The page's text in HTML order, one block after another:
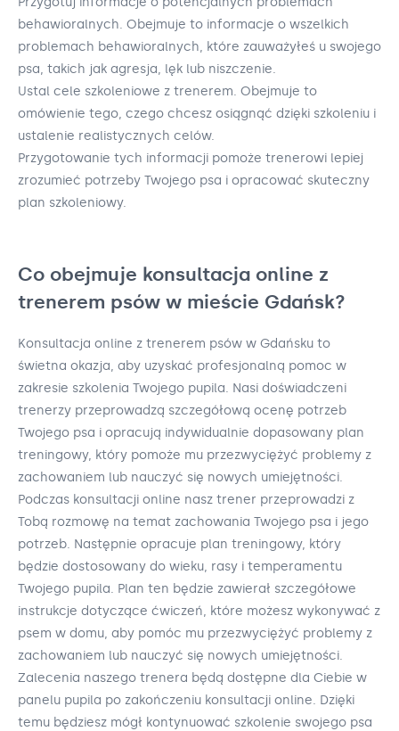
behawioralnych. Obejmuje to informacje o wszelkich
problemach behawioralnych, które zauważyłeś u swojego
psa, takich jak agresja, lęk lub niszczenie.
Ustal cele szkoleniowe z trenerem. Obejmuje to
omówienie tego, czego chcesz osiągnąć dzięki szkoleniu i
ustalenie realistycznych celów.
Przygotowanie tych informacji pomoże trenerowi lepiej
zrozumieć potrzeby Twojego psa i opracować skuteczny
plan szkoleniowy.
Co obejmuje konsultacja online z
trenerem psów w mieście Gdańsk?
Konsultacja online z trenerem psów w Gdańsku to
świetna okazja, aby uzyskać profesjonalną pomoc w
zakresie szkolenia Twojego pupila. Nasi doświadczeni
trenerzy przeprowadzą szczegółową ocenę potrzeb
Twojego psa i opracują indywidualnie dopasowany plan
treningowy, który pomoże mu przezwyciężyć problemy z
zachowaniem lub nauczyć się nowych umiejętności.
Podczas konsultacji online nasz trener przeprowadzi z
Tobą rozmowę na temat zachowania Twojego psa i jego
potrzeb. Następnie opracuje plan treningowy, który
będzie dostosowany do wieku, rasy i temperamentu
Twojego pupila. Plan ten będzie zawierał szczegółowe
instrukcje dotyczące ćwiczeń, które możesz wykonywać z
psem w domu, aby pomóc mu przezwyciężyć problemy z
zachowaniem lub nauczyć się nowych umiejętności.
Zalecenia naszego trenera będą dostępne dla Ciebie w
panelu pupila po zakończeniu konsultacji online. Dzięki
temu będziesz mógł kontynuować szkolenie swojego psa